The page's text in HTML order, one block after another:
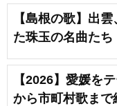
【島根の歌】出
た珠玉の名曲たち
【2026】愛媛を
から市町村歌まで